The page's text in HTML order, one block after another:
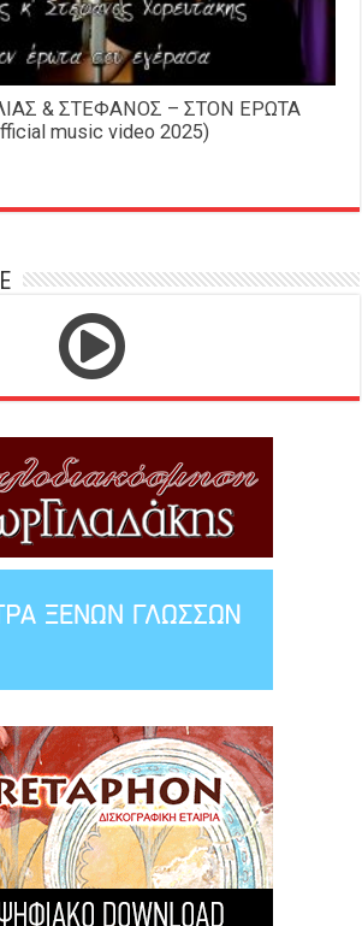
& ΣΤΕΦΑΝΟΣ – ΣΤΟΝ ΕΡΩΤΑ
music video 2025)